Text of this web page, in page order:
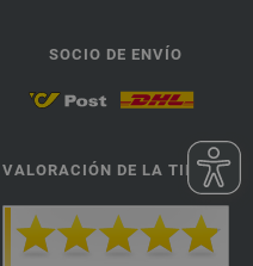
SOCIO DE ENVÍO
VALORACIÓN DE LA TIENDA